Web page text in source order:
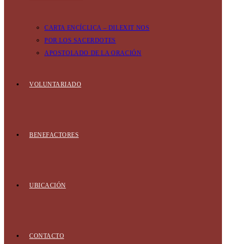
CARTA ENCÍCLICA – DILEXIT NOS
POR LOS SACERDOTES
APOSTOLADO DE LA ORACIÓN
VOLUNTARIADO
BENEFACTORES
UBICACIÓN
CONTACTO